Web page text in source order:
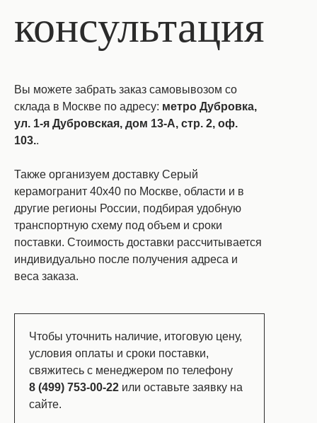
консультация
Вы можете забрать заказ самовывозом со
склада в Москве по адресу: метро Дубровка,
ул. 1-я Дубровская, дом 13-А, стр. 2, оф.
103..
Также организуем доставку Серый
керамогранит 40х40 по Москве, области и в
другие регионы России, подбирая удобную
транспортную схему под объем и сроки
поставки. Стоимость доставки рассчитывается
индивидуально после получения адреса и
веса заказа.
Чтобы уточнить наличие, итоговую цену,
условия оплаты и сроки поставки,
свяжитесь с менеджером по телефону
8 (499) 753-00-22 или оставьте заявку на
сайте.